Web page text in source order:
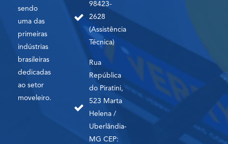
sendo
uma das
primeiras
indústrias
brasileiras
dedicadas
ao setor
moveleiro.
98423-
2628
(Assistência
Técnica)
Rua
República
do Piratini,
523 Marta
Helena /
Uberlândia-
MG CEP: